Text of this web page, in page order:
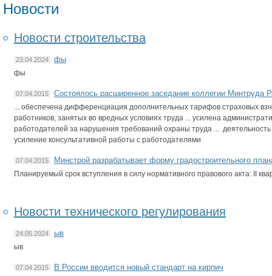
Новости
Новости строительства
23.04.2024 фы
фы
07.04.2015 Состоялось расширенное заседание коллегии Минтруда
... обеспечена дифференциация дополнительных тарифов страховых
работников, занятых во вредных условиях труда ... усилена
работодателей за нарушения требований охраны труда ...
усиление консультативной работы с работодателями
07.04.2015 Минстрой разрабатывает форму градостроительного
Планируемый срок вступления в силу нормативного правового акта: II
Новости технического регулирования
24.05.2024 ыв
ыв
07.04.2015 В России вводится новый стандарт на кирпич